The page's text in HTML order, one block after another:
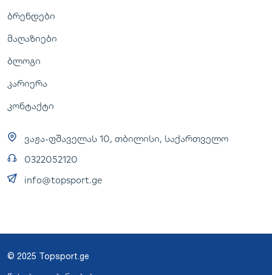
ბრენდები
მაღაზიები
ბლოგი
კარიერა
კონტაქტი
ვაჟა-ფშაველას 10, თბილისი, საქართველო
0322052120
info@topsport.ge
© 2025 Topsport.ge